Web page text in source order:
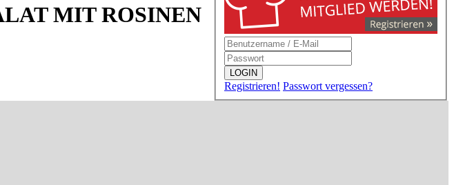
LOGIN
Registrieren! Passwort vergessen?
MIT ROSINEN